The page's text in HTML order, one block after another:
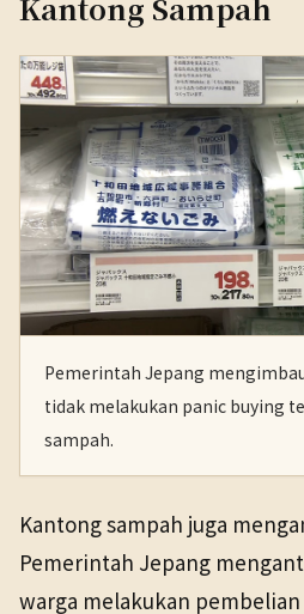
Pemerintah Jepang
tidak melakukan panic buying
sampah.
Kantong sampah juga
Pemerintah Jepang
warga melakukan